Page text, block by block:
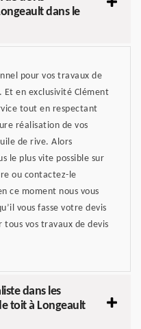
dans le
pour vos travaux de
en exclusivité Clément
tout en respectant
réalisation de vos
de rive. Alors
le plus vite possible sur
ou contactez-le
ce moment nous vous
vous fasse votre devis
vos travaux de devis
dans les
toit à Longeault